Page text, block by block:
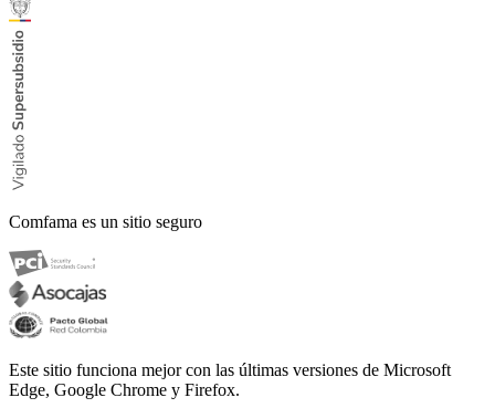
Comfama es un sitio seguro
Este sitio funciona mejor con las últimas versiones de Microsoft
Edge, Google Chrome y Firefox.